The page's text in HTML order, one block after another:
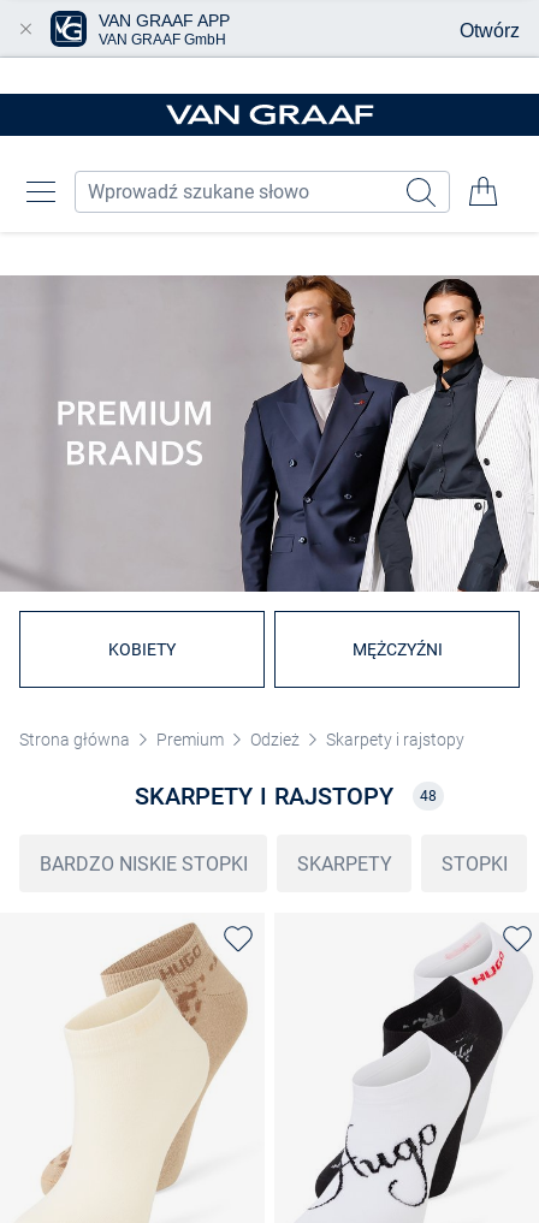
KOBIETY MĘŻCZYŹNI
Strona główna Premium Odzież Skarpety i rajstopy
SKARPETY I RAJSTOPY 48
BARDZO NISKIE STOPKI SKARPETY STOPKI
VAN GRAAF APP
VAN GRAAF GmbH Otwórz